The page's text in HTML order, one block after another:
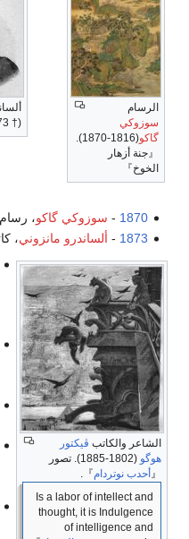
ألساندرو مانزوني
(† 1873)
، رسام ياباني (1816)
، كاتب إيطالي (و. 1785)
1885
-فيكتور هوگو،
الفرنسي، صاحب رواية "
الشهيرة، وكان "هوجو"
ورساماً، ولد عام1802
1891
-إرنست هـِنل،
وأستاذ فيأكاديمية
الجميلة.
1898
-إدوارد بلامي،
علمي أمريكي.
1901
-گيتانو برسكي،
أمريكي-إيطالي، قام
الأول من إيطاليا(و. 1869)
1904
- اوِنو هيكوما ، مصور
فوتوغرافي ياباني (و. 1838)